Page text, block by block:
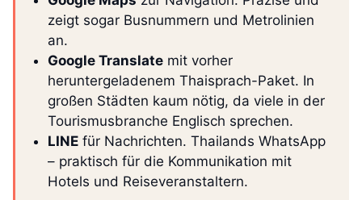
zeigt sogar Busnummern und Metrolinien
an.
Google Translate mit vorher
heruntergeladenem Thaisprach-Paket. In
großen Städten kaum nötig, da viele in der
Tourismusbranche Englisch sprechen.
LINE für Nachrichten. Thailands WhatsApp
– praktisch für die Kommunikation mit
Hotels und Reiseveranstaltern.